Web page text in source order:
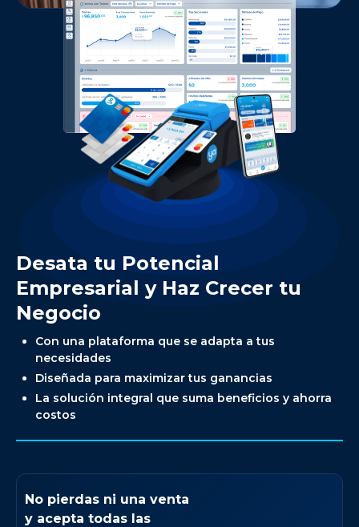
Desata tu Potencial
Empresarial y Haz Crecer tu
Negocio
Con una plataforma que se adapta a tus
necesidades
Diseñada para maximizar tus ganancias
La solución integral que suma beneficios y ahorra
costos
No pierdas ni una venta
y acepta todas las